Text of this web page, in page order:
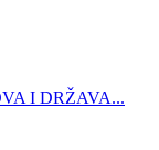
I DRŽAVA...